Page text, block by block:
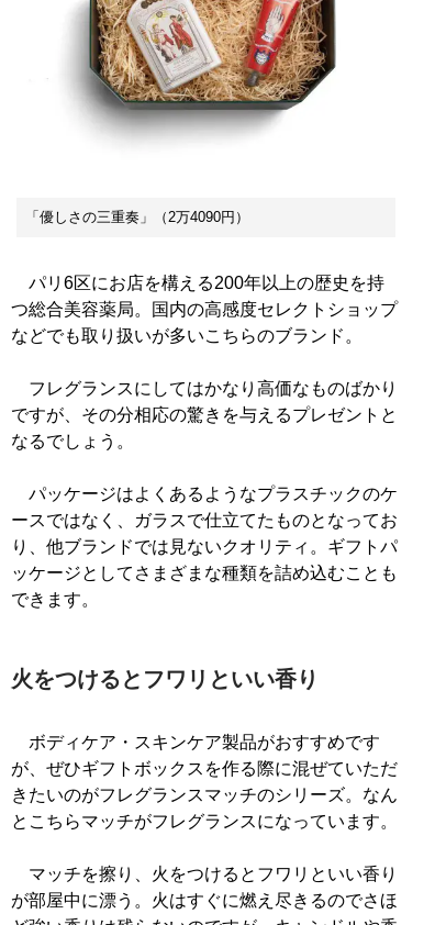
「優しさの三重奏」（2万4090円）
パリ6区にお店を構える200年以上の歴史を持
つ総合美容薬局。国内の高感度セレクトショップ
などでも取り扱いが多いこちらのブランド。
フレグランスにしてはかなり高価なものばかり
ですが、その分相応の驚きを与えるプレゼントと
なるでしょう。
パッケージはよくあるようなプラスチックのケ
ースではなく、ガラスで仕立てたものとなってお
り、他ブランドでは見ないクオリティ。ギフトパ
ッケージとしてさまざまな種類を詰め込むことも
できます。
火をつけるとフワリといい香り
ボディケア・スキンケア製品がおすすめです
が、ぜひギフトボックスを作る際に混ぜていただ
きたいのがフレグランスマッチのシリーズ。なん
とこちらマッチがフレグランスになっています。
マッチを擦り、火をつけるとフワリといい香り
が部屋中に漂う。火はすぐに燃え尽きるのでさほ